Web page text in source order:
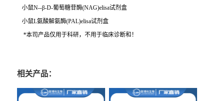
小鼠N--β-D-葡萄糖苷酶(NAG)elisa试剂盒
小鼠L氨酸解氨酶(PAL)elisa试剂盒
*本司产品仅用于科研，不用于临床诊断和！
相关产品：